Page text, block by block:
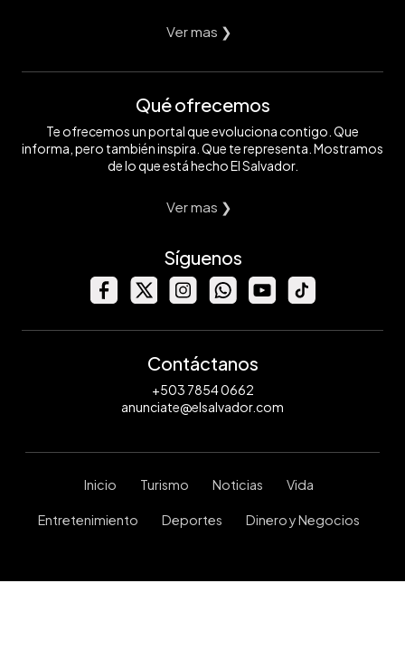
Ver mas ❯
Qué ofrecemos
Te ofrecemos un portal que evoluciona contigo. Que
informa, pero también inspira. Que te representa. Mostramos
de lo que está hecho El Salvador.
Ver mas ❯
Síguenos
Contáctanos
+503 7854 0662
anunciate@elsalvador.com
Inicio Turismo Noticias Vida
Entretenimiento Deportes Dinero y Negocios